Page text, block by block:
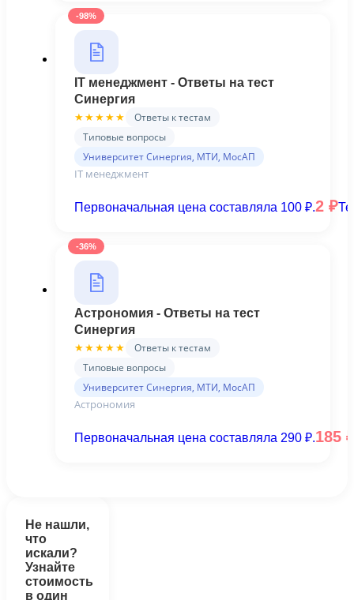
-98%
IT менеджмент - Ответы на тест
Синергия
★★★★★
Ответы к тестам
Типовые вопросы
Университет Синергия, МТИ, МосАП
IT менеджмент
Первоначальная цена составляла 100 ₽.2 ₽
-36%
Астрономия - Ответы на тест
Синергия
★★★★★
Ответы к тестам
Типовые вопросы
Университет Синергия, МТИ, МосАП
Астрономия
Первоначальная цена составляла 290 ₽.185
Не нашли,
что
искали?
Узнайте
стоимость
в один